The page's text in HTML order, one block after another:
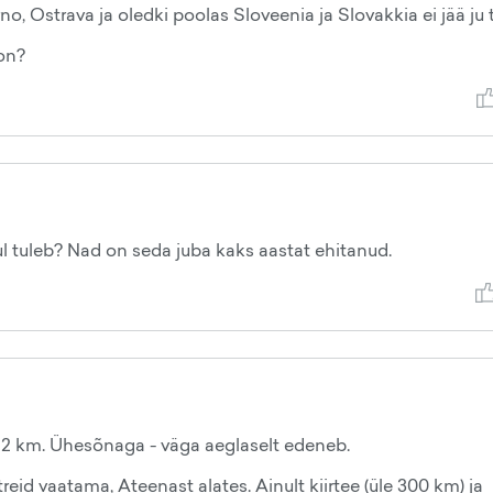
Ostrava ja oledki poolas Sloveenia ja Slovakkia ei jää ju
tuleb? Nad on seda juba kaks aastat ehitanud.
km. Ühesõnaga - väga aeglaselt edeneb.
vaatama, Ateenast alates. Ainult kiirtee (üle 300 km) ja